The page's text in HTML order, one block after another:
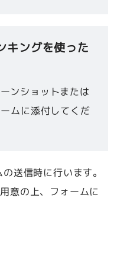
キングを使った
ンショットまたは
ムに添付してくだ
送信時に行います。
意の上、フォームに